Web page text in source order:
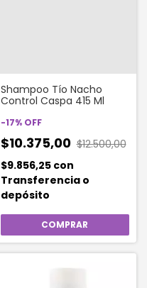
Shampoo Tío Nacho
Control Caspa 415 Ml
-17% OFF
$10.375,00 $12.500,00
$9.856,25 con
Transferencia o
depósito